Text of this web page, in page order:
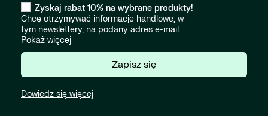
Zyskaj rabat 10% na wybrane produkty!
Chcę otrzymywać informacje handlowe, w
tym newslettery, na podany adres e-mail.
Pokaż więcej
Zapisz się
Dowiedz się więcej